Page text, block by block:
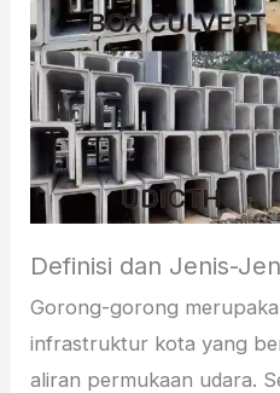
Definisi dan Jenis-
Gorong-gorong
infrastruktur kota yang
aliran permukaan udara.